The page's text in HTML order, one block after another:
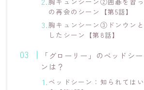
の再会のシーン【第5話】
胸キュンシーン③ドンウン
したシーン【第8話】
「グローリー」のベッドシ
ンは？
ベッドシーン：知られては